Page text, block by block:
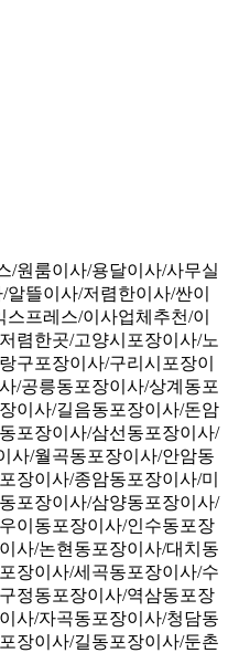
/원룸이사/용달이사/사무실
뜰이사/저렴한이사/싼이
프레스/이사업체추천/이
렴한곳/고양시포장이사/노
구포장이사/구리시포장이
/공릉동포장이사/상계동포
이사/길음동포장이사/돈암
포장이사/삼선동포장이사/
사/월곡동포장이사/안암동
장이사/종암동포장이사/미
포장이사/삼양동포장이사/
이동포장이사/인수동포장
사/논현동포장이사/대치동
장이사/세곡동포장이사/수
정동포장이사/역삼동포장
사/자곡동포장이사/청담동
장이사/길동포장이사/둔촌